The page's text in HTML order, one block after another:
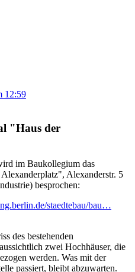
12:59
"Haus der
im Baukollegium das
Alexanderstr. 5
besprochen:
staedtebau/bau…
des bestehenden
zwei Hochhäuser, die
werden. Was mit der
passiert, bleibt abzuwarten.